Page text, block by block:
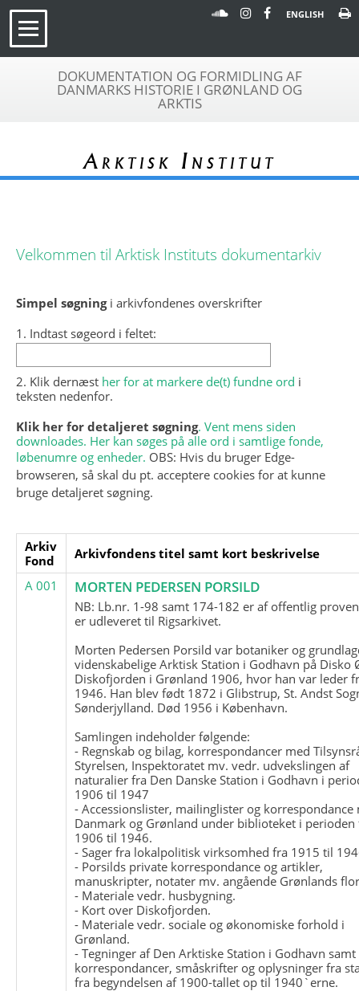
ENGLISH
DOKUMENTATION OG FORMIDLING AF
DANMARKS HISTORIE I GRØNLAND OG
ARKTIS
Arktisk Institut
Velkommen til Arktisk Instituts dokumentarkiv
Simpel søgningi arkivfondenes overskrifter
1. Indtast søgeord i feltet:
2. Klik dernæst her for at markere de(t) fundne ord i
teksten nedenfor.
Klik her for detaljeret søgning. Vent mens siden
downloades. Her kan søges på alle ord i samtlige fonde,
løbenumre og enheder. OBS: Hvis du bruger Edge-
browseren, så skal du pt. acceptere cookies for at kunne
bruge detaljeret søgning.
Arkiv
Fond
Arkivfondens titel samt kort beskrivelse
A 001
MORTEN PEDERSEN PORSILD
NB: Lb.nr. 1-98 samt 174-182 er af offentlig
er udleveret til Rigsarkivet.
Morten Pedersen Porsild var botaniker og
videnskabelige Arktisk Station i Godhavn på Disko
Diskofjorden i Grønland 1906, hvor han var leder
1946. Han blev født 1872 i Glibstrup, St. Andst
Sønderjylland. Død 1956 i København.
Samlingen indeholder følgende:
- Regnskab og bilag, korrespondancer med
Styrelsen, Inspektoratet mv. vedr. udvekslingen af
naturalier fra Den Danske Station i Godhavn i
1906 til 1947
- Accessionslister, mailinglister og korrespondance
Danmark og Grønland under biblioteket i perioden
1906 til 1946.
- Sager fra lokalpolitisk virksomhed fra 1915 til
- Porsilds private korrespondance og artikler,
manuskripter, notater mv. angående Grønlands
- Materiale vedr. husbygning.
- Kort over Diskofjorden.
- Materiale vedr. sociale og økonomiske forhold i
Grønland.
- Tegninger af Den Arktiske Station i Godhavn
korrespondancer, småskrifter og oplysninger fra
fra begyndelsen af 1900-tallet op til 1940`erne.